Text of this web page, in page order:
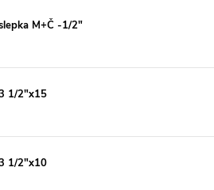
M+Č -1/2"
1/2"x15
1/2"x10